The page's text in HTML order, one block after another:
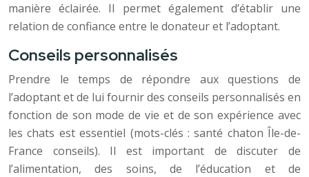
manière éclairée. Il permet également d’établir une
relation de confiance entre le donateur et l’adoptant.
Conseils personnalisés
Prendre le temps de répondre aux questions de
l’adoptant et de lui fournir des conseils personnalisés en
fonction de son mode de vie et de son expérience avec
les chats est essentiel (mots-clés : santé chaton Île-de-
France conseils). Il est important de discuter de
l’alimentation, des soins, de l’éducation et de